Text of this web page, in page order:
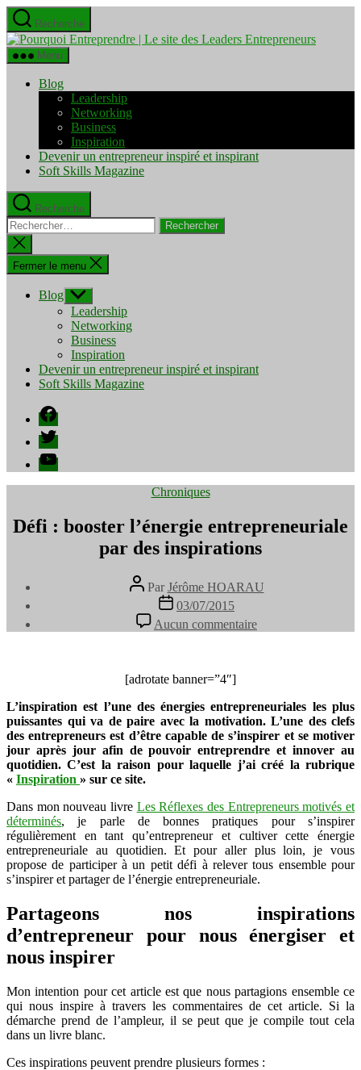
Aller
au
contenu
Recherche
Pourquoi
Menu
Blog
Leadership
Networking
Business
Inspiration
Devenir un entrepreneur inspiré et inspirant
Soft Skills Magazine
Recherche
Rechercher :
Fermer
la
recherche
Fermer le menu
Blog Afficher
le
sous-
menu
Leadership
Networking
Business
Inspiration
Devenir un entrepreneur inspiré et inspirant
Soft Skills Magazine
Facebook
Twitter
YouTube
Catégories
Chroniques
Défi : booster l’énergie entrepreneuriale
par des inspirations
Auteur
de
l’article
Par Jérôme HOARAU
Date
l’article
03/07/2015
Aucun commentaire
Défi
par
des
inspirations
[adrotate banner=”4″]
L’inspiration est l’une des énergies entrepreneuriales les plus
puissantes qui va de paire avec la motivation. L’une des clefs
des entrepreneurs est d’être capable de s’inspirer et se motiver
jour après jour afin de pouvoir entreprendre et innover au
quotidien. C’est la raison pour laquelle j’ai créé la rubrique
« Inspiration » sur ce site.
Dans mon nouveau livre Les Réflexes des Entrepreneurs motivés et
déterminés, je parle de bonnes pratiques pour s’inspirer
régulièrement en tant qu’entrepreneur et cultiver cette énergie
entrepreneuriale au quotidien. Et pour aller plus loin, je vous
propose de participer à un petit défi à relever tous ensemble pour
s’inspirer et partager de l’énergie entrepreneuriale.
Partageons nos inspirations
d’entrepreneur pour nous énergiser et
nous inspirer
Mon intention pour cet article est que nous partagions ensemble ce
qui nous inspire à travers les commentaires de cet article. Si la
démarche prend de l’ampleur, il se peut que je compile tout cela
dans un livre blanc.
Ces inspirations peuvent prendre plusieurs formes :